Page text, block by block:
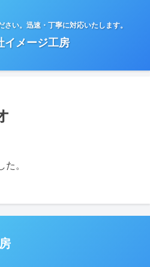
い。迅速・丁寧に対応いたします。
イメージ工房
。